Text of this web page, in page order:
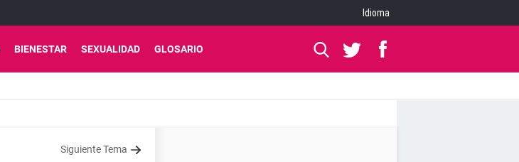
Idioma
BIENESTAR SEXUALIDAD GLOSARIO
Siguiente Tema